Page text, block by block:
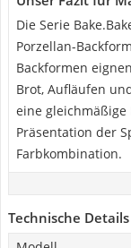
Die Serie
Porzellan-
Backformen
Brot, Aufläufen
eine
Präsentation der
Farbkombination.
Technische Details